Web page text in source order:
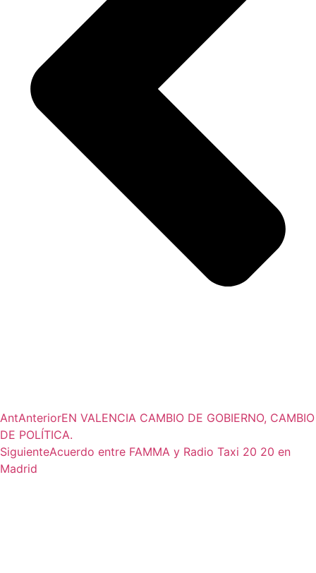
AntAnteriorEN VALENCIA CAMBIO DE GOBIERNO, CAMBIO
DE POLÍTICA.
SiguienteAcuerdo entre FAMMA y Radio Taxi 20 20 en
Madrid